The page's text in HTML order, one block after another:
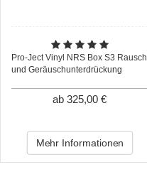
Pro-Ject Vinyl NRS Box S3 Rausch
und Geräuschunterdrückung
ab 325,00 €
Mehr Informationen